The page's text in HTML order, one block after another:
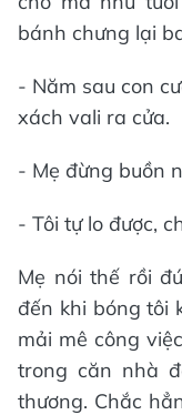
bánh chưng lại
- Năm sau con
xách vali ra cửa.
- Mẹ đừng buồn
- Tôi tự lo được,
Mẹ nói thế rồi
đến khi bóng tôi
mải mê công
trong căn nhà
thương. Chắc